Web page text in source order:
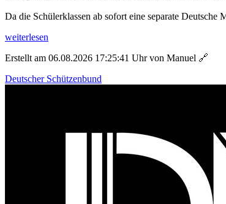
Da die Schülerklassen ab sofort eine separate Deutsche
weiterlesen
Erstellt am 06.08.2026 17:25:41 Uhr von Manuel 🔗
Deutscher Schützenbund